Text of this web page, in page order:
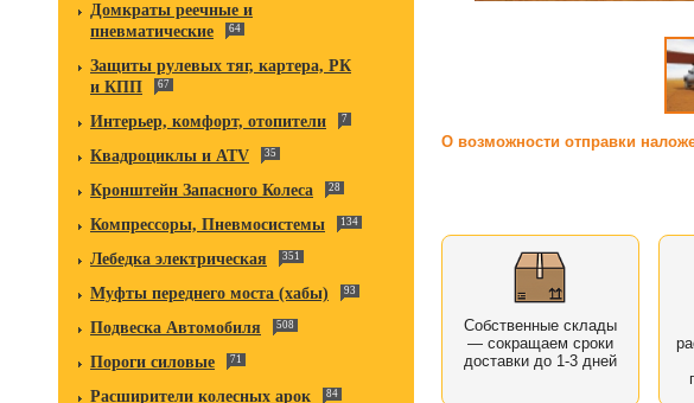
Домкраты реечные и
пневматические
64
Защиты рулевых тяг, картера, РК
и КПП
67
Интерьер, комфорт, отопители 7
Квадроциклы и ATV 35
Кронштейн Запасного Колеса 28
Компрессоры, Пневмосистемы 134
Лебедка электрическая 351
Муфты переднего моста (хабы) 93
Подвеска Автомобиля 508
Пороги силовые 71
Расширители колесных арок 84
О возможности отправки
Собственные склады
— сокращаем сроки
доставки до 1-3 дней